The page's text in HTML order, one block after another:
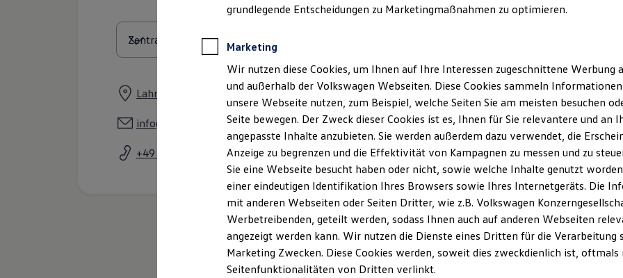
ProfiPartner für Gebrauchtwagen
Zertifizierte Gebrauchtwagen
Für Privatkunden
Für Privatkunden
Für Gewerbekunden
Versicherungen & Garantien
Garantien
Kfz-Versicherung für Nutzfahrzeuge
Restschuldversicherung
Reparatur, Pflege & Inspektion
Service-Vorteile bei Volkswagen Nutzfahrzeuge
Lahnbeckestraße 4, 45307 Essen
info@autohaus-diether.de
+49 201 85566
Montag Freitag - 18:00
Uhr
Samstag
09:00-13:00 Uhr
Unsere Leistungenim
grundlegende Entscheidungen zu Marketingmaßnahmen zu optimieren.
Marketing
Wir nutzen diese Cookies, um Ihnen auf Ihre Interessen zugeschnittene Werbung
und außerhalb der Volkswagen Webseiten. Diese Cookies sammeln
unsere Webseite nutzen, zum Beispiel, welche Seiten Sie am meisten besuchen
Seite bewegen. Der Zweck dieser Cookies ist es, Ihnen für Sie relevantere und an
angepasste Inhalte anzubieten. Sie werden außerdem dazu verwendet, die
Anzeige zu begrenzen und die Effektivität von Kampagnen zu messen und zu
Sie eine Webseite besucht haben oder nicht, sowie welche Inhalte genutzt
einer eindeutigen Identifikation Ihres Browsers sowie Ihres Internetgeräts. Die
mit anderen Webseiten oder Seiten Dritter, wie z.B. Volkswagen
Werbetreibenden, geteilt werden, sodass Ihnen auch auf anderen Webseiten
angezeigt werden kann. Wir nutzen die Dienste eines Dritten für die Verarbeitung
Marketing Zwecken. Diese Cookies werden, soweit dies zweckdienlich ist, oftmals
Seitenfunktionalitäten von Dritten verlinkt.